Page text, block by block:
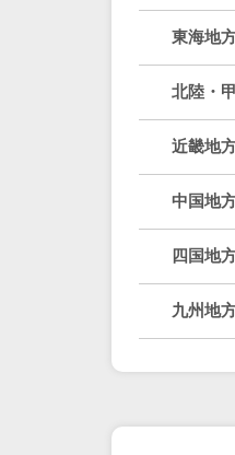
東海地
北陸・
近畿地
中国地
四国地
九州地